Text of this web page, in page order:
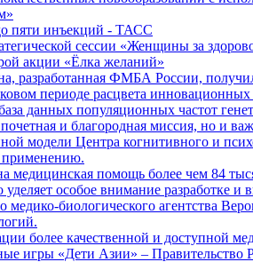
пяти инъекций - ТАСС
сессии «Женщины за
акции «Ёлка желаний»
разработанная ФМБА России,
периоде расцвета
данных популяционных частот
и благородная миссия, но и
модели Центра когнитивного и
применению.
помощь более чем 84
особое внимание разработке и
биологического агентства
более качественной и доступной
игры «Дети Азии» – Правительство